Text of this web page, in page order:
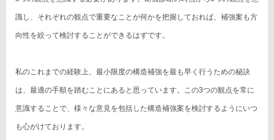
識し、それぞれの観点で重要なことが何かを把握しておれば、補強案も方
向性を絞って検討することができるはずです。
私のこれまでの経験上、最小限度の構造補強を最も早く行うための秘訣
は、最適の手順を踏むことにあると思っています。この3つの観点を常に
意識することで、様々な意見を包括した構造補強案を検討するようにいつ
も心がけております。